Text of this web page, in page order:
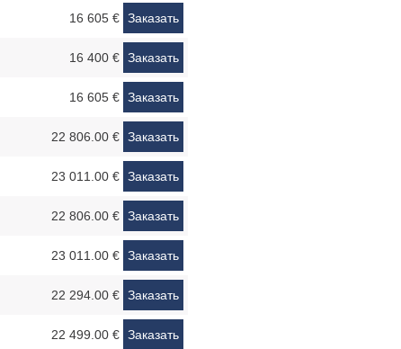
16 605 € Заказать
16 400 € Заказать
16 605 € Заказать
22 806.00 € Заказать
23 011.00 € Заказать
22 806.00 € Заказать
23 011.00 € Заказать
22 294.00 € Заказать
22 499.00 € Заказать